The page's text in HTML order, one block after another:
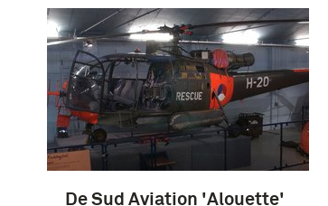
De Sud Aviation 'Alouette'